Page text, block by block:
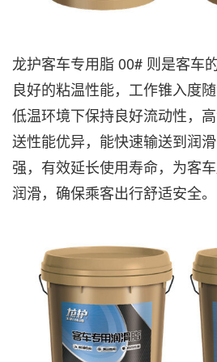
龙护客车专用脂 00# 则是客车
良好的粘温性能，工作锥入度
低温环境下保持良好流动性，
送性能优异，能快速输送到润
强，有效延长使用寿命，为客
润滑，确保乘客出行舒适安全。